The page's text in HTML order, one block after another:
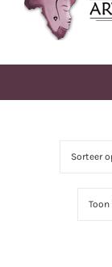
Sorteer
Toon